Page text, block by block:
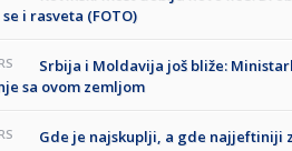
i rasveta (FOTO)
Srbija i Moldavija još bliže:
sa ovom zemljom
Gde je najskuplji, a gde najjeftiniji